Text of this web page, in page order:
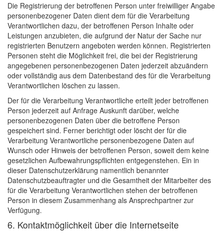
Die Registrierung der betroffenen Person unter freiwilliger Angabe
personenbezogener Daten dient dem für die Verarbeitung
Verantwortlichen dazu, der betroffenen Person Inhalte oder
Leistungen anzubieten, die aufgrund der Natur der Sache nur
registrierten Benutzern angeboten werden können. Registrierten
Personen steht die Möglichkeit frei, die bei der Registrierung
angegebenen personenbezogenen Daten jederzeit abzuändern
oder vollständig aus dem Datenbestand des für die Verarbeitung
Verantwortlichen löschen zu lassen.
Der für die Verarbeitung Verantwortliche erteilt jeder betroffenen
Person jederzeit auf Anfrage Auskunft darüber, welche
personenbezogenen Daten über die betroffene Person
gespeichert sind. Ferner berichtigt oder löscht der für die
Verarbeitung Verantwortliche personenbezogene Daten auf
Wunsch oder Hinweis der betroffenen Person, soweit dem keine
gesetzlichen Aufbewahrungspflichten entgegenstehen. Ein in
dieser Datenschutzerklärung namentlich benannter
Datenschutzbeauftragter und die Gesamtheit der Mitarbeiter des
für die Verarbeitung Verantwortlichen stehen der betroffenen
Person in diesem Zusammenhang als Ansprechpartner zur
Verfügung.
6. Kontaktmöglichkeit über die Internetseite